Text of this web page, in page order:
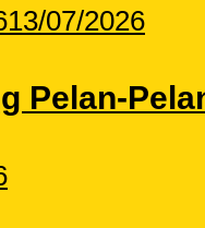
13/07/2026
Pelan-